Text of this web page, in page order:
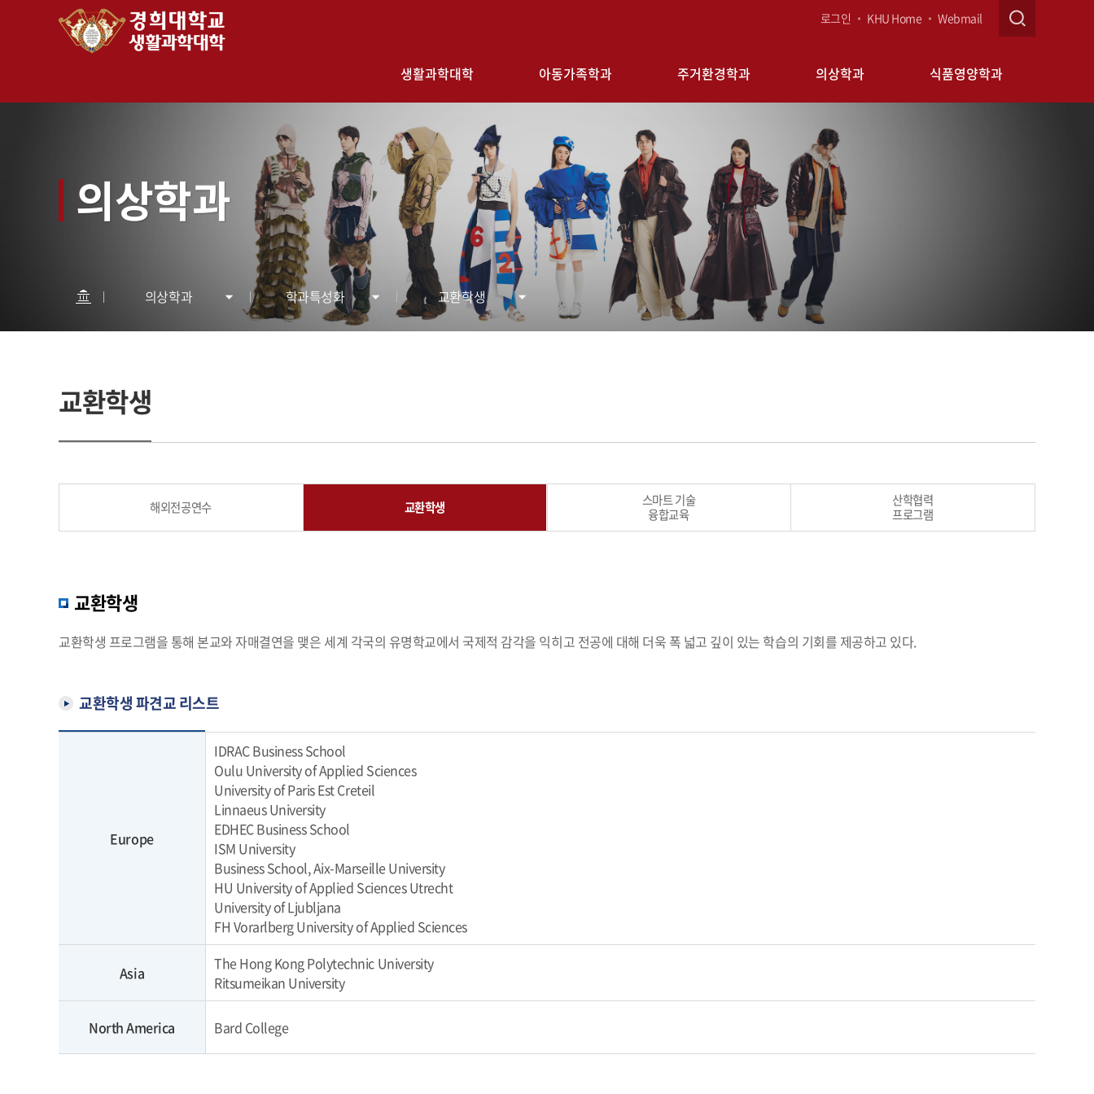
로그인 KHU Home Webmail
생활과학대학 아동가족학과 주거환경학과 의상학과 식품영양학과
의상학과
의상학과 학과특성화 교환학생
교환학생
해외전공연수 교환학생
스마트 기술
융합교육
산학협력
프로그램
교환학생
교환학생 프로그램을 통해 본교와 자매결연을 맺은 세계 각국의 유명학교에서 국제적 감각을 익히고 전공에 대해 더욱 폭 넓고 깊이 있는 학습의 기회를 제공하고 있다.
교환학생 파견교 리스트
Europe
IDRAC Business School
Oulu University of Applied Sciences
University of Paris Est Creteil
Linnaeus University
EDHEC Business School
ISM University
Business School, Aix-Marseille University
HU University of Applied Sciences Utrecht
University of Ljubljana
FH Vorarlberg University of Applied Sciences
Asia
The Hong Kong Polytechnic University
Ritsumeikan University
North America Bard College